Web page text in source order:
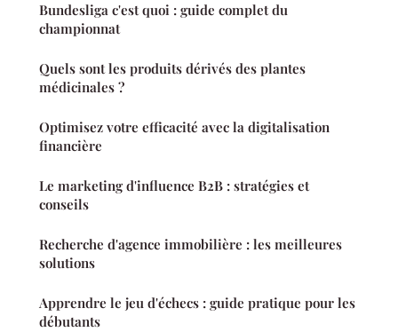
Bundesliga c'est quoi : guide complet du
championnat
Quels sont les produits dérivés des plantes
médicinales ?
Optimisez votre efficacité avec la digitalisation
financière
Le marketing d'influence B2B : stratégies et
conseils
Recherche d'agence immobilière : les meilleures
solutions
Apprendre le jeu d'échecs : guide pratique pour les
débutants